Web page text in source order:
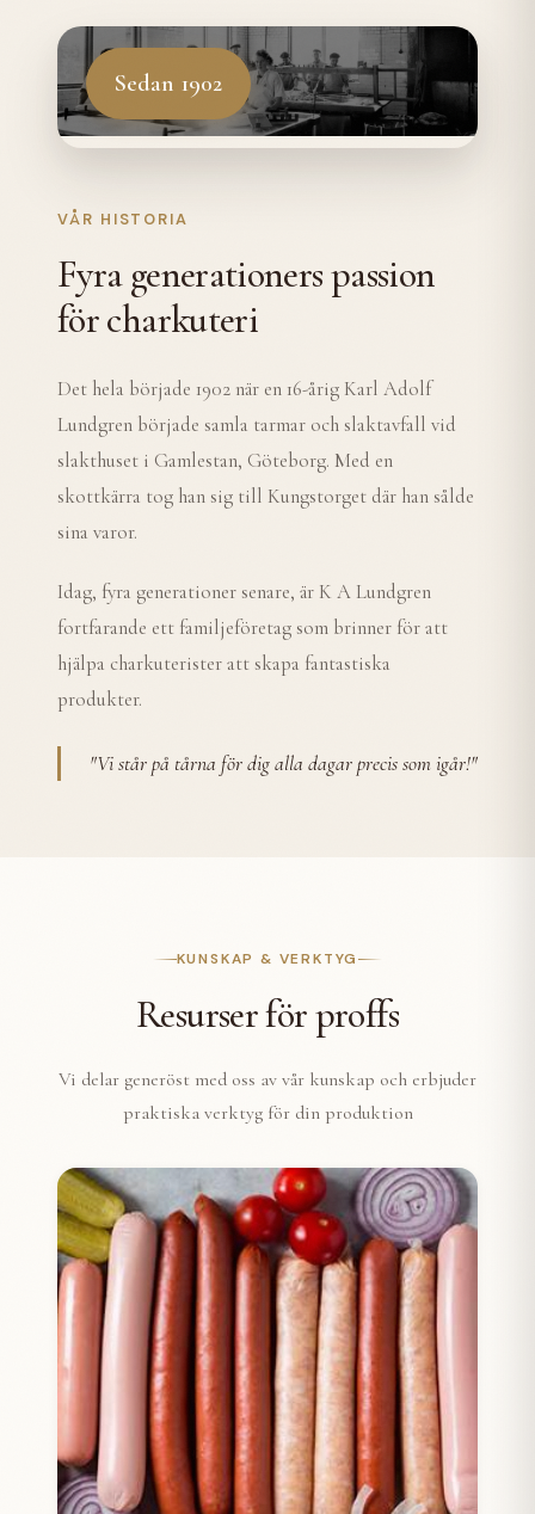
Sedan 1902
VÅR HISTORIA
Fyra generationers passion
för charkuteri
Det hela började 1902 när en 16-årig Karl Adolf
Lundgren började samla tarmar och slaktavfall vid
slakthuset i Gamlestan, Göteborg. Med en
skottkärra tog han sig till Kungstorget där han sålde
sina varor.
Idag, fyra generationer senare, är K A Lundgren
fortfarande ett familjeföretag som brinner för att
hjälpa charkuterister att skapa fantastiska
produkter.
"Vi står på tårna för dig alla dagar precis som igår!"
KUNSKAP & VERKTYG
Resurser för proffs
Vi delar generöst med oss av vår kunskap och erbjuder
praktiska verktyg för din produktion